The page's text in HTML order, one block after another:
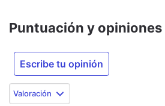
Puntuación y opiniones
Escribe tu opinión
Valoración